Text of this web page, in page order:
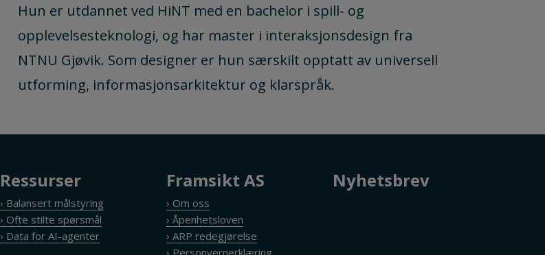
Hun er utdannet ved HiNT med en bachelor i spill- og
opplevelsesteknologi, og har master i interaksjonsdesign fra
NTNU Gjøvik. Som designer er hun særskilt opptatt av universell
utforming, informasjonsarkitektur og klarspråk.
Ressurser
› Balansert målstyring
› Ofte stilte spørsmål
› Data for AI-agenter
Framsikt AS
› Om oss
› Åpenhetsloven
› ARP redegjørelse
› Personvernerklæring
Nyhetsbrev